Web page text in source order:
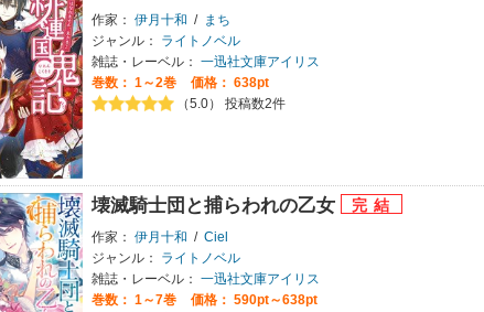
作家： 伊月十和 /
まち
ジャンル：
ライトノベル
雑誌・レーベル： 一迅社文庫アイリス
巻数： 1～2巻
価格： 638pt
（5.0） 投稿数2件
壊滅騎士団と捕らわれの乙女
作家： 伊月十和 / Ciel
ジャンル：
ライトノベル
雑誌・レーベル： 一迅社文庫アイリス
巻数： 1～7巻
価格： 590pt～638pt